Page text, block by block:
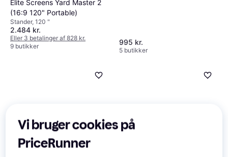
Elite Screens Yard Master 2
(16:9 120" Portable)
Stander, 120 "
2.484 kr.
Eller 3 betalinger af 828 kr.
9 butikker
995 kr.
5 butikker
Vi bruger cookies på
PriceRunner